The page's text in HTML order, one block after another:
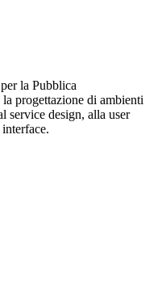
la Pubblica
progettazione di ambienti
service design, alla user